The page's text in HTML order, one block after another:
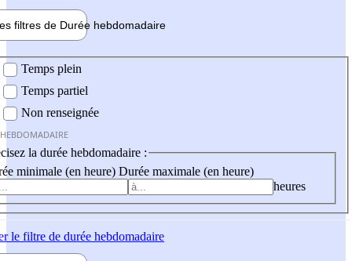
filtres de Durée hebdomadaire
Temps plein
Temps partiel
Non renseignée
la durée hebdomadaire :
minimale (en heure) Durée maximale (en heure)
heures
le filtre de durée hebdomadaire